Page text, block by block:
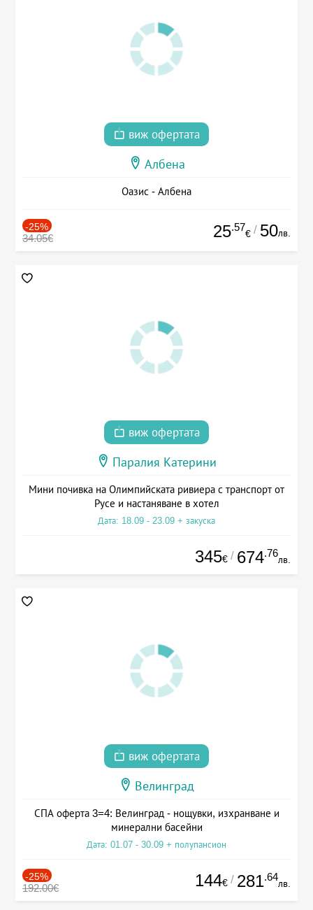
виж офертата
Албена
Оазис - Албена
-25%
34.05€ 25.57
€ / 50лв.
виж офертата
Паралия Катерини
Мини почивка на Олимпийската ривиера с транспорт от
Русе и настаняване в хотел
Дата: 18.09 - 23.09 + закуска
345€ / 674.76
лв.
виж офертата
Велинград
СПА оферта 3=4: Велинград - нощувки, изхранване и
минерални басейни
Дата: 01.07 - 30.09 + полупансион
-25%
192.00€ 144€ / 281.64
лв.